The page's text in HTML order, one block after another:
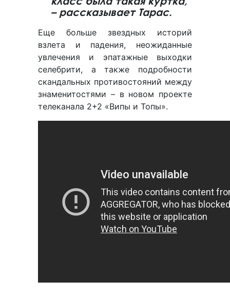
– рассказывает Тарас.
Еще больше звездных историй
взлета и падения, неожиданные
увлечения и эпатажные выходки
селебрити, а также подробности
скандальных противостояний между
знаменитостями – в новом проекте
телеканала 2+2 «Випы и Топы».